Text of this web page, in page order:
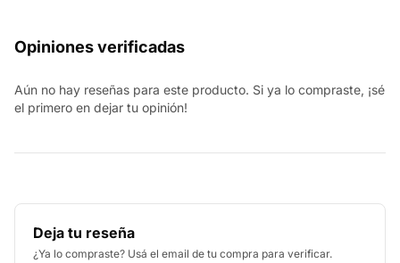
Opiniones verificadas
Aún no hay reseñas para este producto. Si ya lo compraste, ¡sé
el primero en dejar tu opinión!
Deja tu reseña
¿Ya lo compraste? Usá el email de tu compra para verificar.